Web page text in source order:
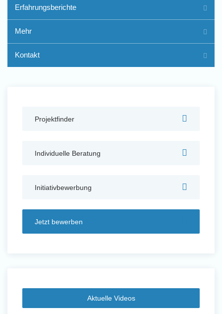
und Sozial Engagieren
Initiativbewerbung
Erfahrungsberichte
Mehr
Kontakt
Projektfinder
Individuelle Beratung
Initiativbewerbung
Jetzt bewerben
Aktuelle Videos